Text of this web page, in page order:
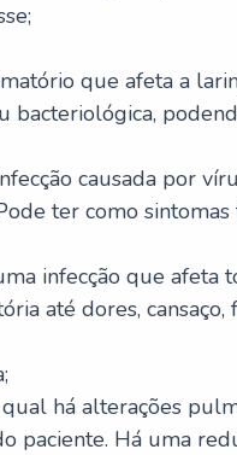
que afeta a
bacteriológica,
causada por
ter como
infecção que afeta
até dores,
há alterações
paciente. Há uma